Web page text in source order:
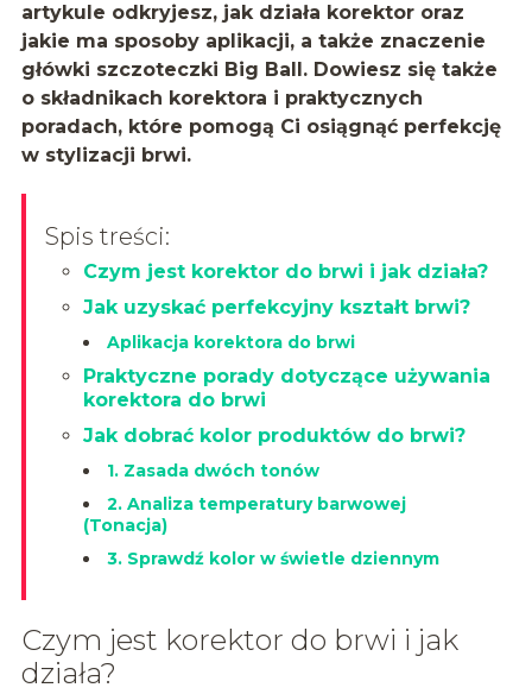
artykule odkryjesz, jak działa korektor oraz
jakie ma sposoby aplikacji, a także znaczenie
główki szczoteczki Big Ball. Dowiesz się także
o składnikach korektora i praktycznych
poradach, które pomogą Ci osiągnąć perfekcję
w stylizacji brwi.
Spis treści:
Czym jest korektor do brwi i jak działa?
Jak uzyskać perfekcyjny kształt brwi?
Aplikacja korektora do brwi
Praktyczne porady dotyczące używania
korektora do brwi
Jak dobrać kolor produktów do brwi?
1. Zasada dwóch tonów
2. Analiza temperatury barwowej
(Tonacja)
3. Sprawdź kolor w świetle dziennym
Czym jest korektor do brwi i jak
działa?